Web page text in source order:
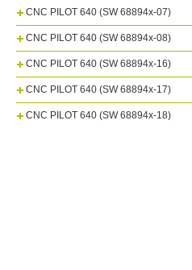
CNC PILOT 640 (SW 68894x-07)
CNC PILOT 640 (SW 68894x-08)
CNC PILOT 640 (SW 68894x-16)
CNC PILOT 640 (SW 68894x-17)
CNC PILOT 640 (SW 68894x-18)